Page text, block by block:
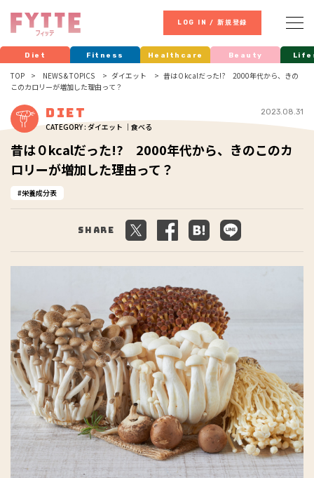
LOG IN / 新規登録
Diet Fitness Healthcare Beauty
TOP NEWS & TOPICS ダイエット
昔は０kcalだった!? 2000年代から、きの
このカロリーが増加した理由って？
Diet
CATEGORY : ダイエット ｜食べる
2023.08.31
昔は０kcalだった!? 2000年代から、きのこのカ
ロリーが増加した理由って？
栄養成分表
Share